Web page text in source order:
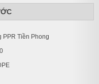
PPR Tiền Phong